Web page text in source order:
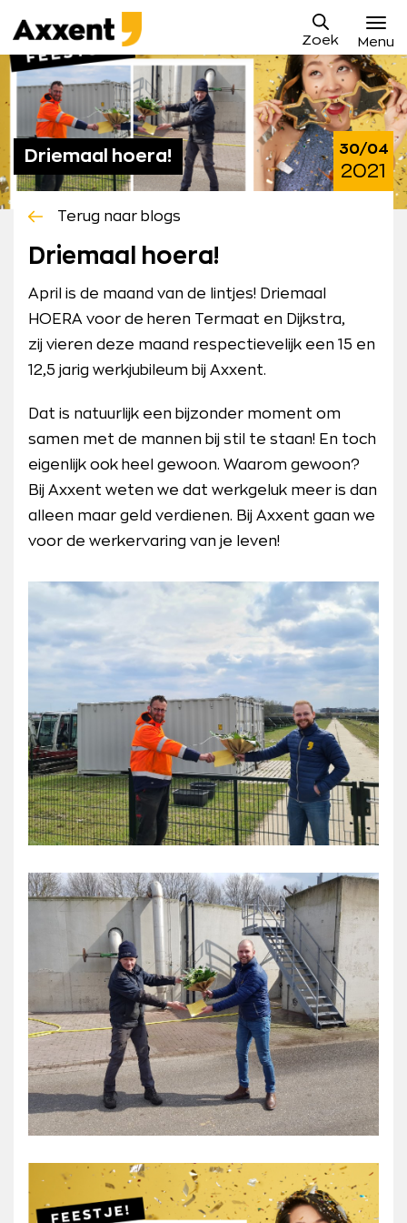
naar
content
Axxent
B.V.
Zoek Menu
Vacatures
Sollicitatieproces
Blog
Contact
Mijn Axxent
Driemaal hoera! 30/04
2021
Terug naar blogs
Driemaal hoera!
April is de maand van de lintjes! Driemaal
HOERA voor de heren Termaat en Dijkstra,
zij vieren deze maand respectievelijk een 15 en
12,5 jarig werkjubileum bij Axxent.
Dat is natuurlijk een bijzonder moment om
samen met de mannen bij stil te staan! En toch
eigenlijk ook heel gewoon. Waarom gewoon?
Bij Axxent weten we dat werkgeluk meer is dan
alleen maar geld verdienen. Bij Axxent gaan we
voor de werkervaring van je leven!